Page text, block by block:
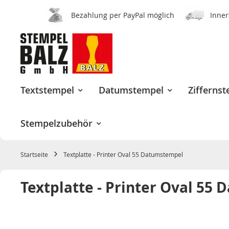
Bezahlung per PayPal möglich
springen
Textstempel Datumstempel
Stempelzubehör
Startseite Textplatte - Printer Oval 55 Datumstempel
Textplatte - Printer Oval 55